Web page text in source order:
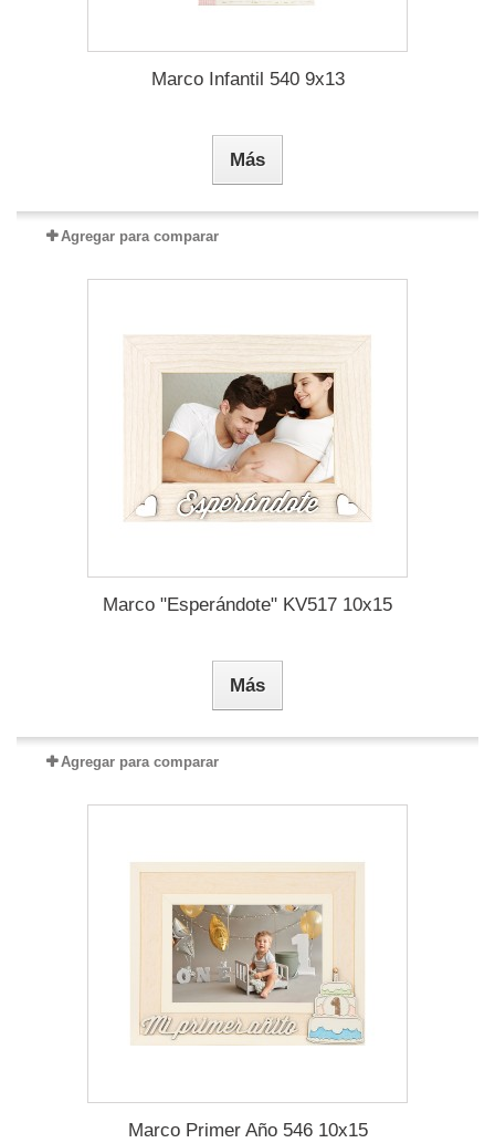
Marco Infantil 540 9x13
Más
Agregar para comparar
Marco "Esperándote" KV517 10x15
Más
Agregar para comparar
Marco Primer Año 546 10x15